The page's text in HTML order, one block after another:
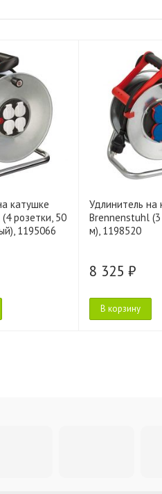
катушке
розетки, 50
1195066
Удлинитель на
Brennenstuhl (3
м), 1198520
8 325 ₽
В корзину